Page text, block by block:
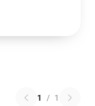
1 / 1